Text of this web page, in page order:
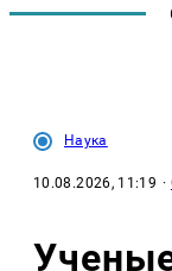
Наука
10.08.2026, 11:19 ·